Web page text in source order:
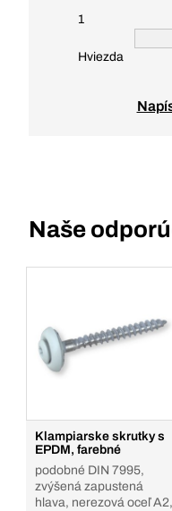
1
Hviezda
Naše
Klampiarske skrutky s
EPDM, farebné
podobné DIN 7995,
zvýšená zapustená
hlava, nerezová oceľ A2,